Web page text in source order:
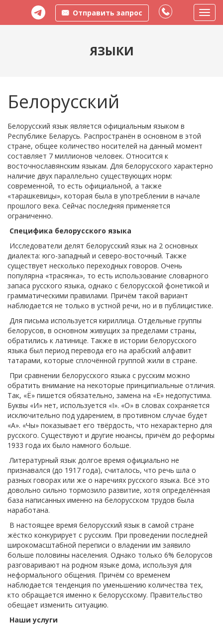
Отправить запрос
меню
ЯЗЫКИ
Белорусский
Белорусский язык является официальным языком в
Республике Беларусь. Распространён в основном в этой
стране, общее количество носителей на данный момент
составляет 7 миллионов человек. Относится к
восточнославянским языкам. Для белорусского характерно
наличие двух параллельно существующих норм:
современной, то есть официальной, а также
«тарашкевицы», которая была в употреблении в начале
прошлого века. Сейчас последняя применяется
ограниченно.
Специфика белорусского языка
Исследователи делят белорусский язык на 2 основных
диалекта: юго-западный и северо-восточный. Также
существует несколько переходных говоров. Очень
популярна «трасянка», то есть использование словарного
запаса русского языка, однако с белорусской фонетикой и
грамматическими правилами. Причём такой вариант
наблюдается не только в устной речи, но и в публицистике.
Для письма используется кириллица. Отдельные группы
белорусов, в основном живущих за пределами страны,
обратились к латинице. Также в истории белорусского
языка был период перевода его на арабский алфавит
татарами, которые сплочённой группой жили в стране.
При сравнении белорусского языка с русским можно
обратить внимание на некоторые принципиальные отличия.
Так, «Ё» пишется обязательно, замена на «Е» недопустима.
Буквы «И» нет, используется «I». «О» в словах сохраняется
исключительно под ударением, в противном случае будет
«А». «Чы» показывает его твёрдость, что нехарактерно для
русского. Существуют и другие нюансы, причём до реформы
1933 года их было намного больше.
Литературный язык долгое время официально не
признавался (до 1917 года), считалось, что речь шла о
разных говорах или же о наречиях русского языка. Всё это
довольно сильно тормозило развитие, хотя определённая
база написанных именно на белорусском трудов была
наработана.
В настоящее время белорусский язык в самой стране
жёстко конкурирует с русским. При проведении последней
широкомасштабной переписи о владении им заявило
больше половины населения. Однако только 6% белорусов
разговаривают на родном языке дома, используя для
неформального общения. Причём со временем
наблюдается тенденция по уменьшению количества тех,
кто обращается именно к белорусскому. Правительство
обещает изменить ситуацию.
Наши услуги